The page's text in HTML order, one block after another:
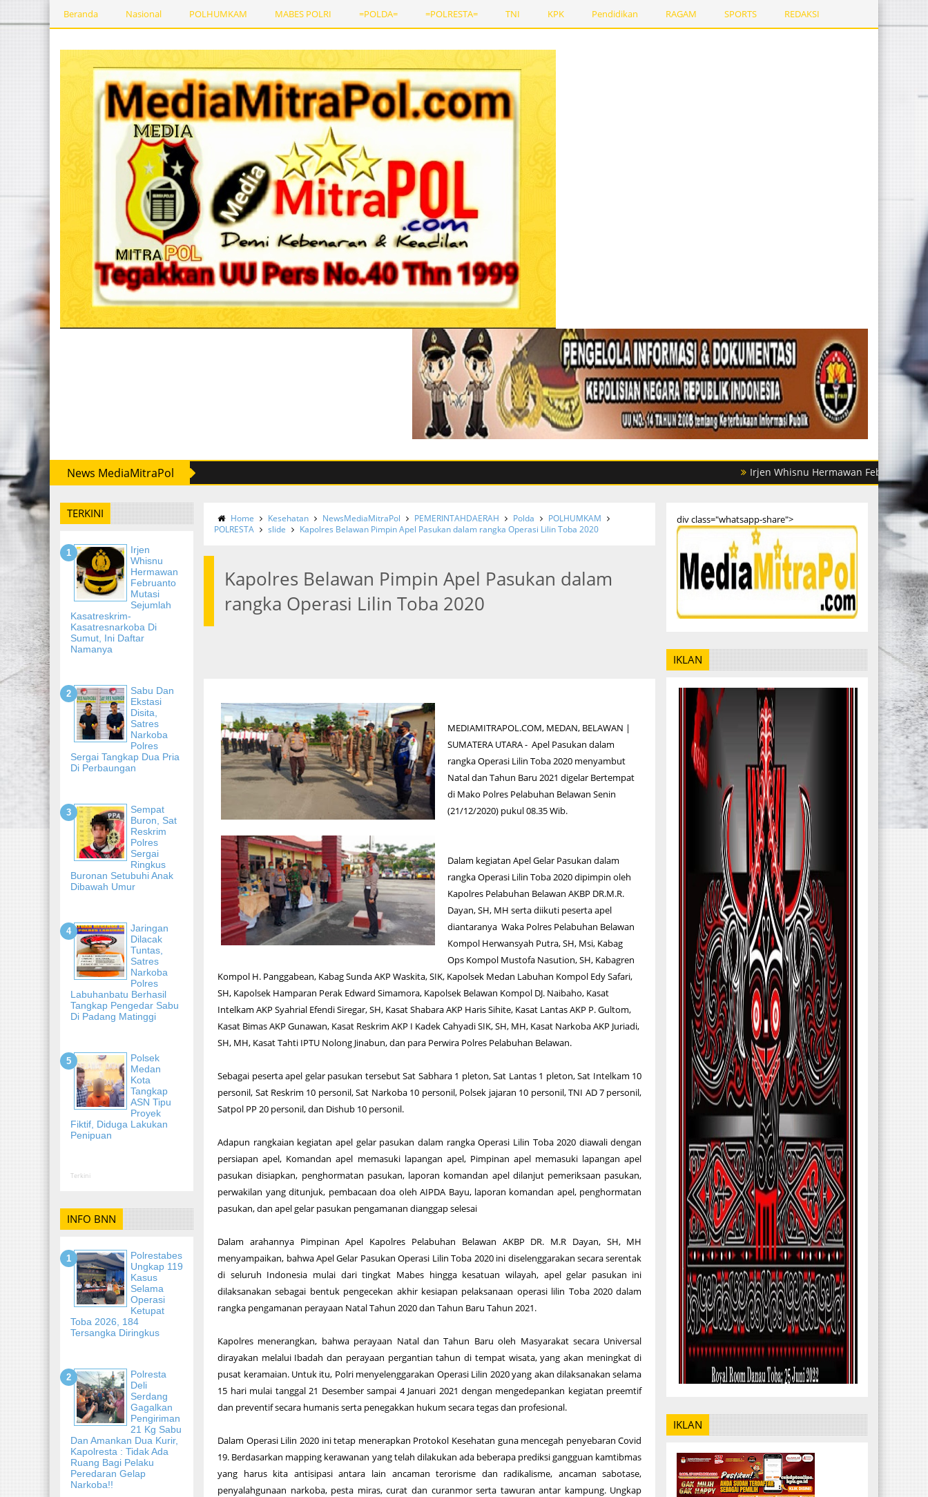
Beranda Nasional POLHUMKAM MABES POLRI =POLDA= =POLRESTA= TNI KPK Pendidikan RAGAM SPORTS REDAKSI
News MediaMitraPol Irjen Whisnu Hermawan Februanto Mutasi
TERKINI
Irjen
Whisnu
Hermawan
Februanto
Mutasi
Sejumlah
Kasatreskrim-
Kasatresnarkoba Di
Sumut, Ini Daftar
Namanya
Sabu Dan
Ekstasi
Disita,
Satres
Narkoba
Polres
Sergai Tangkap Dua Pria
Di Perbaungan
Sempat
Buron, Sat
Reskrim
Polres
Sergai
Ringkus
Buronan Setubuhi Anak
Dibawah Umur
Jaringan
Dilacak
Tuntas,
Satres
Narkoba
Polres
Labuhanbatu Berhasil
Tangkap Pengedar Sabu
Di Padang Matinggi
Polsek
Medan
Kota
Tangkap
ASN Tipu
Proyek
Fiktif, Diduga Lakukan
Penipuan
Terkini
INFO BNN
Polrestabes
Ungkap 119
Kasus
Selama
Operasi
Ketupat
Toba 2026, 184
Tersangka Diringkus
Polresta
Deli
Serdang
Gagalkan
Pengiriman
21 Kg Sabu
Dan Amankan Dua Kurir,
Kapolresta : Tidak Ada
Ruang Bagi Pelaku
Peredaran Gelap
Narkoba!!
Home Kesehatan NewsMediaMitraPol PEMERINTAHDAERAH Polda
POLHUMKAM
POLRESTA
slide Kapolres Belawan Pimpin Apel Pasukan dalam rangka Operasi Lilin Toba 2020
Kapolres Belawan Pimpin Apel Pasukan dalam
rangka Operasi Lilin Toba 2020
MEDIAMITRAPOL.COM, MEDAN, BELAWAN |
SUMATERA UTARA - Apel Pasukan dalam
rangka Operasi Lilin Toba 2020 menyambut
Natal dan Tahun Baru 2021 digelar Bertempat
di Mako Polres Pelabuhan Belawan Senin
(21/12/2020) pukul 08.35 Wib.
Dalam kegiatan Apel Gelar Pasukan dalam
rangka Operasi Lilin Toba 2020 dipimpin oleh
Kapolres Pelabuhan Belawan AKBP DR.M.R.
Dayan, SH, MH serta diikuti peserta apel
diantaranya Waka Polres Pelabuhan Belawan
Kompol Herwansyah Putra, SH, Msi, Kabag
Ops Kompol Mustofa Nasution, SH, Kabagren
Kompol H. Panggabean, Kabag Sunda AKP Waskita, SIK, Kapolsek Medan Labuhan Kompol Edy Safari,
SH, Kapolsek Hamparan Perak Edward Simamora, Kapolsek Belawan Kompol DJ. Naibaho, Kasat
Intelkam AKP Syahrial Efendi Siregar, SH, Kasat Shabara AKP Haris Sihite, Kasat Lantas AKP P. Gultom,
Kasat Bimas AKP Gunawan, Kasat Reskrim AKP I Kadek Cahyadi SIK, SH, MH, Kasat Narkoba AKP Juriadi,
SH, MH, Kasat Tahti IPTU Nolong Jinabun, dan para Perwira Polres Pelabuhan Belawan.
Sebagai peserta apel gelar pasukan tersebut Sat Sabhara 1 pleton, Sat Lantas 1 pleton, Sat Intelkam 10
personil, Sat Reskrim 10 personil, Sat Narkoba 10 personil, Polsek jajaran 10 personil, TNI AD 7 personil,
Satpol PP 20 personil, dan Dishub 10 personil.
Adapun rangkaian kegiatan apel gelar pasukan dalam rangka Operasi Lilin Toba 2020 diawali dengan
persiapan apel, Komandan apel memasuki lapangan apel, Pimpinan apel memasuki lapangan apel
pasukan disiapkan, penghormatan pasukan, laporan komandan apel dilanjut pemeriksaan pasukan,
perwakilan yang ditunjuk, pembacaan doa oleh AIPDA Bayu, laporan komandan apel, penghormatan
pasukan, dan apel gelar pasukan pengamanan dianggap selesai
Dalam arahannya Pimpinan Apel Kapolres Pelabuhan Belawan AKBP DR. M.R Dayan, SH, MH
menyampaikan, bahwa Apel Gelar Pasukan Operasi Lilin Toba 2020 ini diselenggarakan secara serentak
di seluruh Indonesia mulai dari tingkat Mabes hingga kesatuan wilayah, apel gelar pasukan ini
dilaksanakan sebagai bentuk pengecekan akhir kesiapan pelaksanaan operasi lilin Toba 2020 dalam
rangka pengamanan perayaan Natal Tahun 2020 dan Tahun Baru Tahun 2021.
Kapolres menerangkan, bahwa perayaan Natal dan Tahun Baru oleh Masyarakat secara Universal
dirayakan melalui Ibadah dan perayaan pergantian tahun di tempat wisata, yang akan meningkat di
pusat keramaian. Untuk itu, Polri menyelenggarakan Operasi Lilin 2020 yang akan dilaksanakan selama
15 hari mulai tanggal 21 Desember sampai 4 Januari 2021 dengan mengedepankan kegiatan preemtif
dan preventif secara humanis serta penegakkan hukum secara tegas dan profesional.
Dalam Operasi Lilin 2020 ini tetap menerapkan Protokol Kesehatan guna mencegah penyebaran Covid
19. Berdasarkan mapping kerawanan yang telah dilakukan ada beberapa prediksi gangguan kamtibmas
yang harus kita antisipasi antara lain ancaman terorisme dan radikalisme, ancaman sabotase,
penyalahgunaan narkoba, pesta miras, curat dan curanmor serta tawuran antar kampung. Ungkap
div class="whatsapp-share">
IKLAN
IKLAN